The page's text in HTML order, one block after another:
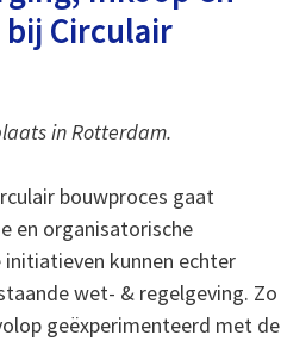
Circulair
in Rotterdam.
bouwproces gaat
en organisatorische
kunnen echter
wet- & regelgeving. Zo
geëxperimenteerd met de